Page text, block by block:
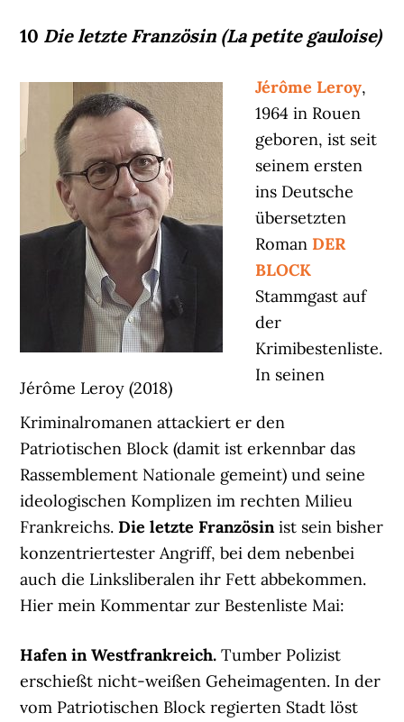
10 Die letzte Französin (La petite gauloise)
Jérôme Leroy (2018)
Jérôme Leroy,
1964 in Rouen
geboren, ist seit
seinem ersten
ins Deutsche
übersetzten
Roman DER
BLOCK
Stammgast auf
der
Krimibestenliste.
In seinen
Kriminalromanen attackiert er den
Patriotischen Block (damit ist erkennbar das
Rassemblement Nationale gemeint) und seine
ideologischen Komplizen im rechten Milieu
Frankreichs.Die letzte Französinist sein bisher
konzentriertester Angriff, bei dem nebenbei
auch die Linksliberalen ihr Fett abbekommen.
Hier mein Kommentar zur Bestenliste Mai:
Hafen in Westfrankreich.Tumber Polizist
erschießt nicht-weißen Geheimagenten. In der
vom Patriotischen Block regierten Stadt löst